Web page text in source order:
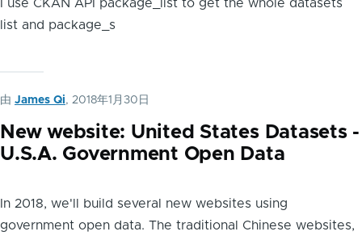
I use CKAN API package_list to get the whole datasets
list and package_s
由 James Qi, 2018年1月30日
New website: United States Datasets -
U.S.A. Government Open Data
In 2018, we'll build several new websites using
government open data. The traditional Chinese websites,